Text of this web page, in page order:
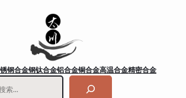
钢合金钢钛合金铝合金铜合金高温合金精密合金